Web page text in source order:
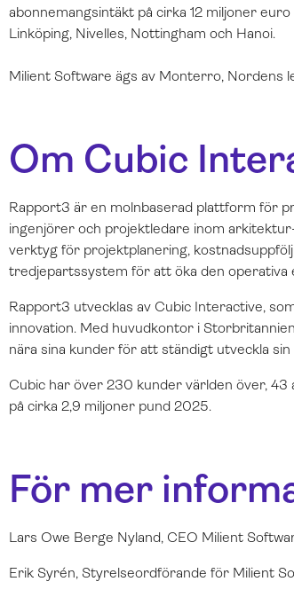
abonnemangsintäkt på cirka 12 miljoner
Linköping, Nivelles, Nottingham och Hanoi.
Milient Software ägs av Monterro, Nordens
Om Cubic
Rapport3 är en molnbaserad plattform för
ingenjörer och projektledare inom
verktyg för projektplanering,
tredjepartssystem för att öka den operativa
Rapport3 utvecklas av Cubic Interactive,
innovation. Med huvudkontor i
nära sina kunder för att ständigt utveckla
Cubic har över 230 kunder världen över, 43
på cirka 2,9 miljoner pund 2025.
För mer
Lars Owe Berge Nyland, CEO Milient
Erik Syrén, Styrelseordförande för Milient